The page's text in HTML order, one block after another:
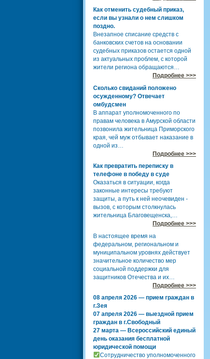
Как отменить судебный приказ,
если вы узнали о нем слишком
поздно.
Внезапное списание средств с
банковских счетов на основании
судебных приказов остается одной
из актуальных проблем, с которой
жители региона обращаются…
Подробнее >>>
Сколько свиданий положено
осужденному? Отвечает
омбудсмен
В аппарат уполномоченного по
правам человека в Амурской области
позвонила жительница Приморского
края, чей муж отбывает наказание в
одной из…
Подробнее >>>
Как превратить переписку в
телефоне в победу в суде
Оказаться в ситуации, когда
законные интересы требуют
защиты, а путь к ней неочевиден -
вызов, с которым столкнулась
жительница Благовещенска,…
Подробнее >>>
В настоящее время на
федеральном, региональном и
муниципальном уровнях действует
значительное количество мер
социальной поддержки для
защитников Отечества и их…
Подробнее >>>
08 апреля 2026 — прием граждан в
г.Зея
07 апреля 2026 — выездной прием
граждан в г.Свободный
27 марта — Всероссийский единый
день оказания бесплатной
юридической помощи
Сотрудничество уполномоченного